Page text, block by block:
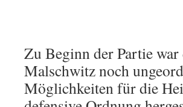
Zu Beginn der Partie
Malschwitz noch
Möglichkeiten für die